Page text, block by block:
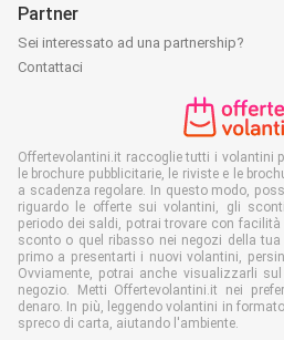
Partner
Sei interessato ad una partnership?
Contattaci
Offertevolantini.it raccoglie tutti i volantini
le brochure pubblicitarie, le riviste e le
a scadenza regolare. In questo modo,
riguardo le offerte sui volantini, gli
periodo dei saldi, potrai trovare con
sconto o quel ribasso nei negozi della
primo a presentarti i nuovi volantini,
Ovviamente, potrai anche visualizzarli
negozio. Metti Offertevolantini.it nei
denaro. In più, leggendo volantini in
spreco di carta, aiutando l'ambiente.